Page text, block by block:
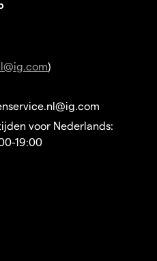
)
voor Nederlands:
19:00